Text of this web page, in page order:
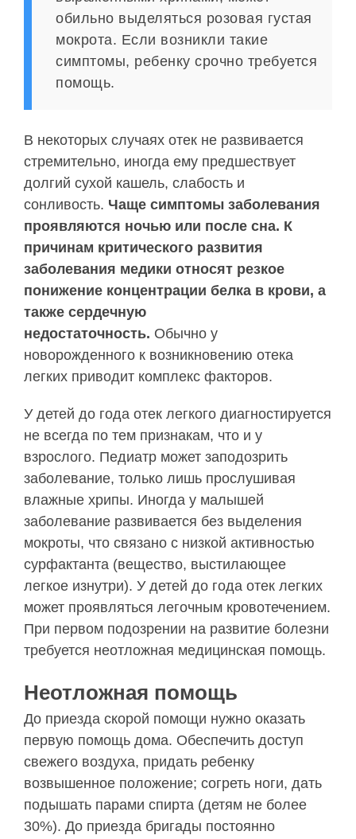
обильно выделяться розовая густая
мокрота. Если возникли такие
симптомы, ребенку срочно требуется
помощь.
В некоторых случаях отек не развивается
стремительно, иногда ему предшествует
долгий сухой кашель, слабость и
сонливость. Чаще симптомы заболевания
проявляются ночью или после сна. К
причинам критического развития
заболевания медики относят резкое
понижение концентрации белка в крови, а
также сердечную
недостаточность. Обычно у
новорожденного к возникновению отека
легких приводит комплекс факторов.
У детей до года отек легкого диагностируется
не всегда по тем признакам, что и у
взрослого. Педиатр может заподозрить
заболевание, только лишь прослушивая
влажные хрипы. Иногда у малышей
заболевание развивается без выделения
мокроты, что связано с низкой активностью
сурфактанта (вещество, выстилающее
легкое изнутри). У детей до года отек легких
может проявляться легочным кровотечением.
При первом подозрении на развитие болезни
требуется неотложная медицинская помощь.
Неотложная помощь
До приезда скорой помощи нужно оказать
первую помощь дома. Обеспечить доступ
свежего воздуха, придать ребенку
возвышенное положение; согреть ноги, дать
подышать парами спирта (детям не более
30%). До приезда бригады постоянно